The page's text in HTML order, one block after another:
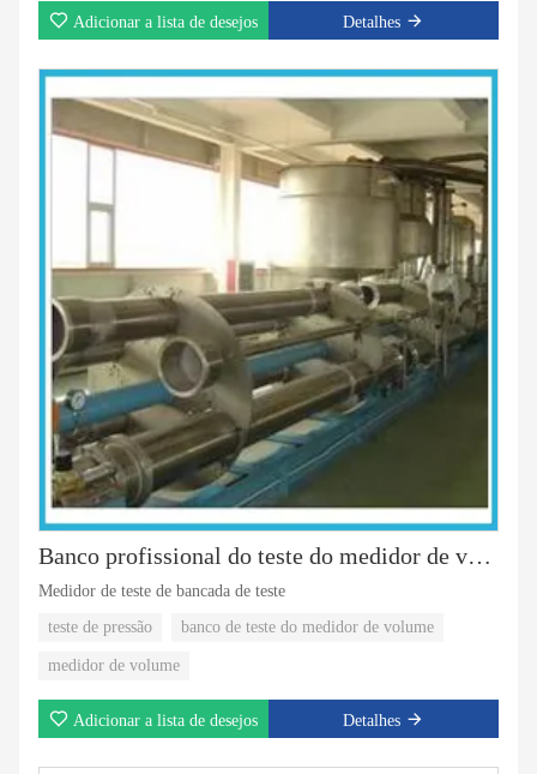
Adicionar a lista de desejos Detalhes
Banco profissional do teste do medidor de volume do sistema de teste da pressão
Medidor de teste de bancada de teste
teste de pressão
banco de teste do medidor de volume
medidor de volume
Adicionar a lista de desejos Detalhes